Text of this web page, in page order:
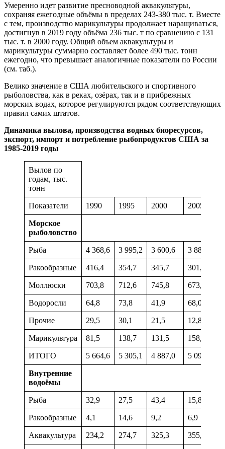
Умеренно идет развитие пресноводной аквакультуры,
сохраняя ежегодные объёмы в пределах 243-380 тыс. т. Вместе
с тем, производство марикультуры продолжает наращиваться,
достигнув в 2019 году объёма 236 тыс. т по сравнению с 131
тыс. т. в 2000 году. Общий объем аквакультуры и
марикультуры суммарно составляет более 490 тыс. тонн
ежегодно, что превышает аналогичные показатели по России
(см. таб.).
Велико значение в США любительского и спортивного
рыболовства, как в реках, озёрах, так и в прибрежных
морских водах, которое регулируются рядом соответствующих
правил самих штатов.
Динамика вылова, производства водных биоресурсов,
экспорт, импорт и потребление рыбопродуктов США за
1985-2019 годы
Вылов по
годам, тыс.
тонн
Показатели 1990 1995 2000 2005
Морское
рыболовство
Рыба 4 368,6 3 995,2 3 600,6 3 882,8
Ракообразные 416,4 354,7 345,7 301,7
Моллюски 703,8 712,6 745,8 673,6
Водоросли 64,8 73,8 41,9 68,0
Прочие 29,5 30,1 21,5 12,8
Марикультура 81,5 138,7 131,5 158,5
ИТОГО 5 664,6 5 305,1 4 887,0 5 097,4
Внутренние
водоёмы
Рыба 32,9 27,5 43,4 15,8
Ракообразные 4,1 14,6 9,2 6,9
Аквакультура 234,2 274,7 325,3 355,3